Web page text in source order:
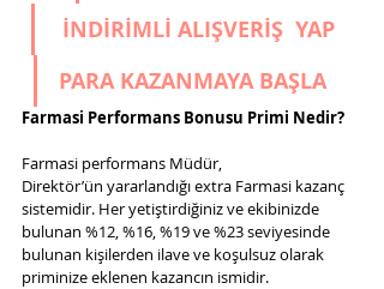
İNDİRİMLİ ALIŞVERİŞ YAP
PARA KAZANMAYA BAŞLA
Farmasi Performans Bonusu Primi Nedir?
Farmasi performans Müdür,
Direktör’ün yararlandığı extra Farmasi kazanç
sistemidir. Her yetiştirdiğiniz ve ekibinizde
bulunan %12, %16, %19 ve %23 seviyesinde
bulunan kişilerden ilave ve koşulsuz olarak
priminize eklenen kazancın ismidir.